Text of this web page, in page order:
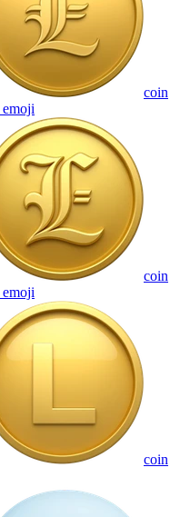
coin
emoji
coin
emoji
coin